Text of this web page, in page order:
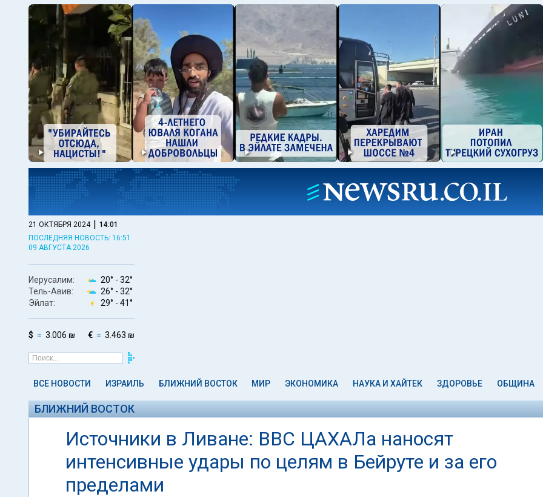
21 ОКТЯБРЯ 2024 | 14:01
ПОСЛЕДНЯЯ НОВОСТЬ: 16:51
09 АВГУСТА 2026
Иерусалим: 20° - 32°
Тель-Авив:
26° - 32°
Эйлат:
29° - 41°
$ 3.006 ₪ € 3.463 ₪
ВСЕ НОВОСТИ ИЗРАИЛЬ БЛИЖНИЙ ВОСТОК МИР ЭКОНОМИКА НАУКА И ХАЙТЕК ЗДОРОВЬЕ ОБЩИНА
БЛИЖНИЙ ВОСТОК
Источники в Ливане: ВВС ЦАХАЛа наносят
интенсивные удары по целям в Бейруте и за его
пределами